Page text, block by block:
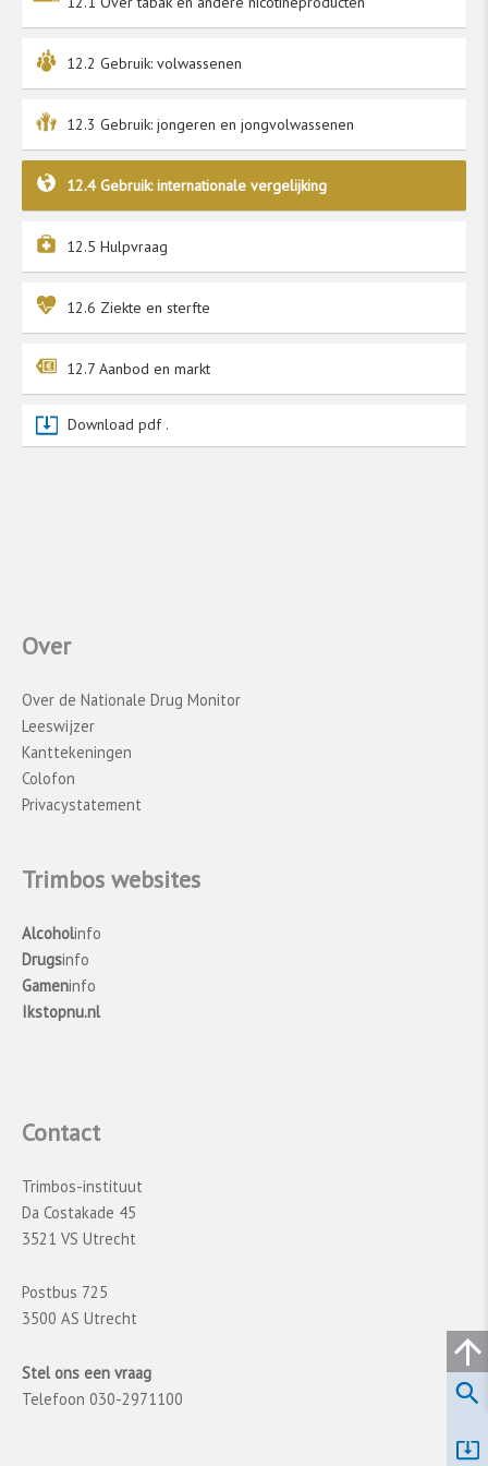
12.2 Gebruik: volwassenen
12.3 Gebruik: jongeren en jongvolwassenen
12.4 Gebruik: internationale vergelijking
12.5 Hulpvraag
12.6 Ziekte en sterfte
12.7 Aanbod en markt
Download pdf .
steekproef. Dit leidt tot nauwkeurigere
schattingen. De kerncijfers op basis van de
Over
Over de Nationale Drug Monitor
Leeswijzer
Kanttekeningen
Colofon
Privacystatement
Trimbos websites
Alcoholinfo
Drugsinfo
Gameninfo
Ikstopnu.nl
Contact
Trimbos-instituut
Da Costakade 45
3521 VS Utrecht
Postbus 725
3500 AS Utrecht
Stel ons een vraag
Telefoon 030-2971100